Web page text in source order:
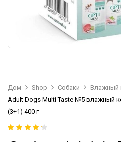
Дом Shop Собаки Влажный
Adult Dogs Multi Taste №5 влажный
(3+1) 400 г